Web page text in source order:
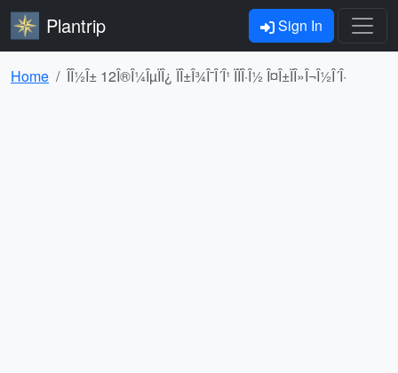
Plantrip Sign In
Home ÎÎ½Î± 12Î®Î¼ÎµÏÎ¿ ÏÎ±Î¾Î¯Î´Î¹ ÏÏÎ·Î½ Î¤Î±ÏÎ»Î¬Î½Î´Î·